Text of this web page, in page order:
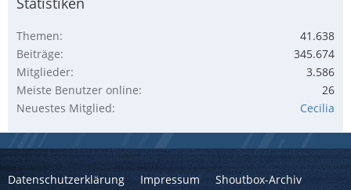
Themen
41.638
Beiträge
345.674
Mitglieder
3.586
Meiste Benutzer online
26
Neuestes Mitglied
Cecilia
Datenschutzerklärung Impressum Shoutbox-Archiv